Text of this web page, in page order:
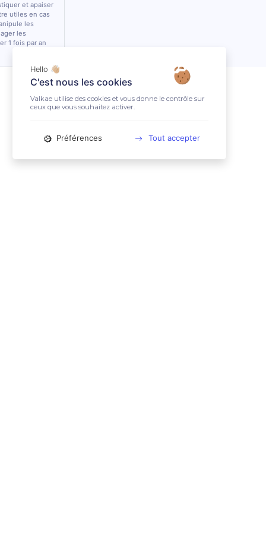
et apaiser
utiles en cas
les
les
1 fois par an
Hello 👋🏼
C'est nous les cookies
Valkae utilise des cookies et vous donne le contrôle sur
ceux que vous souhaitez activer.
Préférences Tout accepter